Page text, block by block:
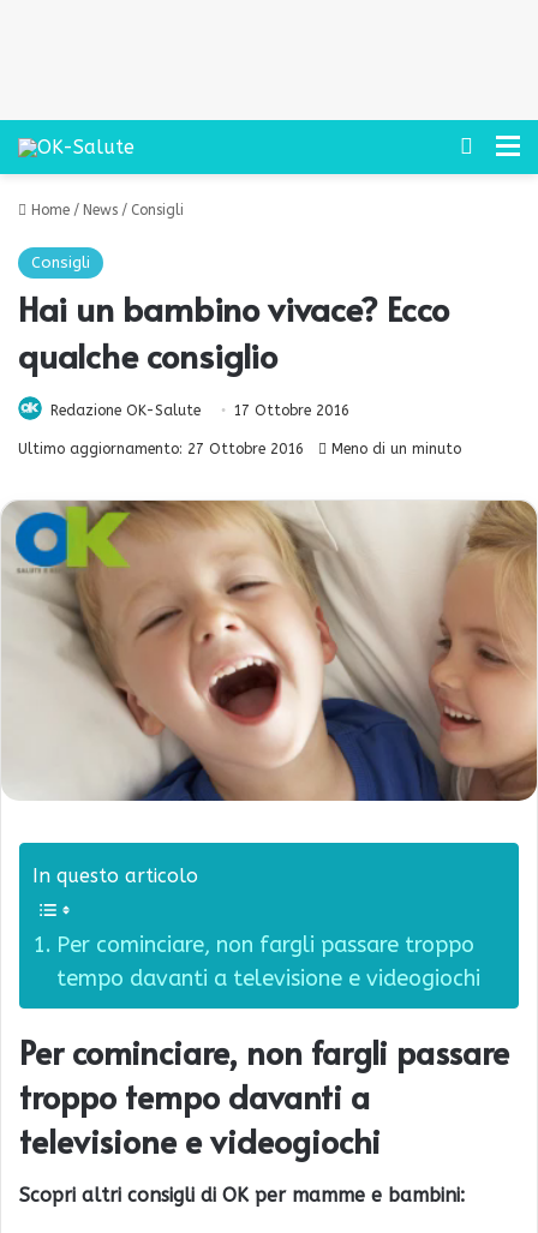
Cerca
Home / News / Consigli
Consigli
Hai un bambino vivace? Ecco
qualche consiglio
Redazione OK-Salute 17 Ottobre 2016
Ultimo aggiornamento: 27 Ottobre 2016 Meno di un minuto
In questo articolo
Per cominciare, non fargli passare troppo
tempo davanti a televisione e videogiochi
Per cominciare, non fargli passare
troppo tempo davanti a
televisione e videogiochi
Scopri altri consigli di OK per mamme e bambini: